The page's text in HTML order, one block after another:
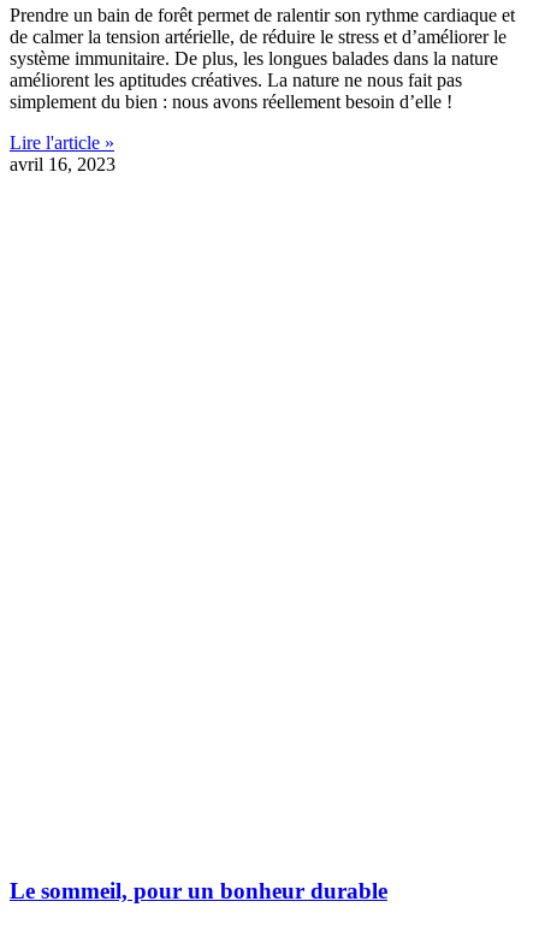
Prendre un bain de forêt permet de ralentir son rythme cardiaque et
de calmer la tension artérielle, de réduire le stress et d’améliorer le
système immunitaire. De plus, les longues balades dans la nature
améliorent les aptitudes créatives. La nature ne nous fait pas
simplement du bien : nous avons réellement besoin d’elle !
Lire l'article »
avril 16, 2023
Le sommeil, pour un bonheur durable